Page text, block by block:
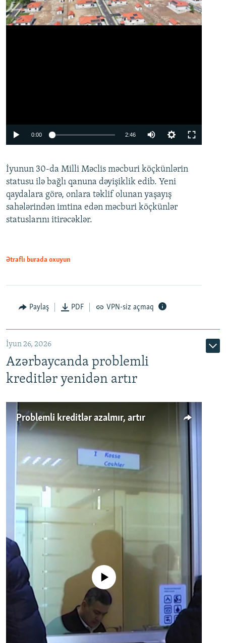
Auto 240p 360p 480p
720p 1080p
0:00 2:46
360p
480p
720p
İyunun 30-da Milli Məclis məcburi köçkünlərin
statusu ilə bağlı qanuna dəyişiklik edib. Yeni
qaydalara görə, onlara təklif olunan yaşayış
sahələrindən imtina edən məcburi köçkünlər
statuslarını itirəcəklər.
Ətraflı burada oxuyun
Paylaş PDF VPN-siz açmaq
İyun 26, 2026
Azərbaycanda problemli
kreditlər yenidən artır
Problemli kreditlər azalmır, artır
No media source currently available